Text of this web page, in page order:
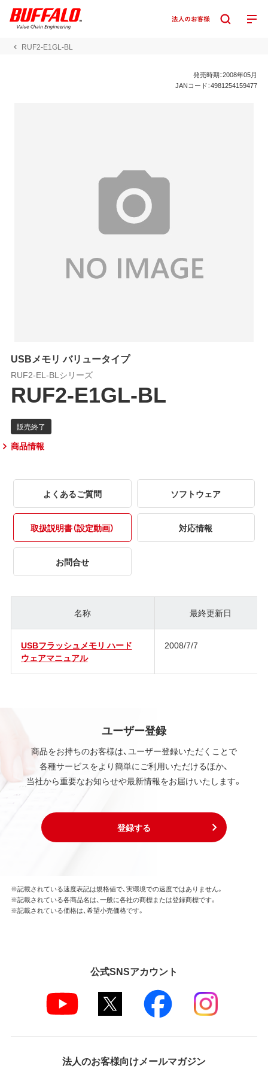
RUF2-E1GL-BL
発売時期：2008年05月
JANコード：4981254159477
USBメモリ バリュータイプ
RUF2-EL-BLシリーズ
RUF2-E1GL-BL
商品情報
よくあるご質問 ソフトウェア
取扱説明書（設定動画） 対応情報
お問合せ
名称 最終更新日
USBフラッシュメモリ ハード
ウェアマニュアル
2008/7/7
ユーザー登録
商品をお持ちのお客様は、ユーザー登録いただくことで
各種サービスをより簡単にご利用いただけるほか、
当社から重要なお知らせや最新情報をお届けいたします。
登録する
※記載されている速度表記は規格値で、実環境での速度ではありません。
※記載されている各商品名は、一般に各社の商標または登録商標です。
※記載されている価格は、希望小売価格です。
公式SNSアカウント
法人のお客様向けメールマガジン